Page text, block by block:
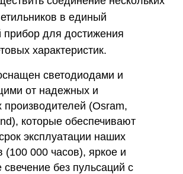
в единый
прибор для достижения
характеристик.
светодиодами и
от надежных и
производителей (Osram,
которые обеспечивают
эксплуатации наших
(100 000 часов), яркое и
без пульсаций с